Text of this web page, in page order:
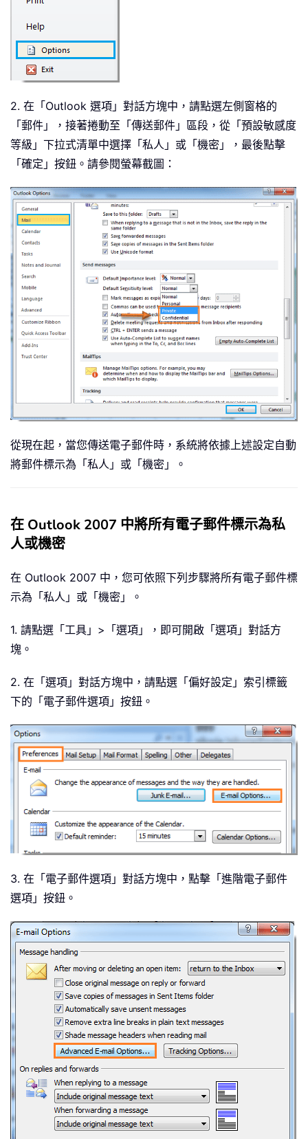
2. 在「Outlook 選項」對話方塊中，請點選左側窗格的
「郵件」，接著捲動至「傳送郵件」區段，從「預設敏感度
等級」下拉式清單中選擇「私人」或「機密」，最後點擊
「確定」按鈕。請參閱螢幕截圖：
從現在起，當您傳送電子郵件時，系統將依據上述設定自動
將郵件標示為「私人」或「機密」。
在 Outlook 2007 中將所有電子郵件標示為私
人或機密
在 Outlook 2007 中，您可依照下列步驟將所有電子郵件標
示為「私人」或「機密」。
1. 請點選「工具」>「選項」，即可開啟「選項」對話方
塊。
2. 在「選項」對話方塊中，請點選「偏好設定」索引標籤
下的「電子郵件選項」按鈕。
3. 在「電子郵件選項」對話方塊中，點擊「進階電子郵件
選項」按鈕。